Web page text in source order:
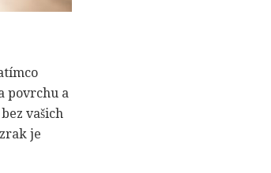
povrchu a
vašich
je